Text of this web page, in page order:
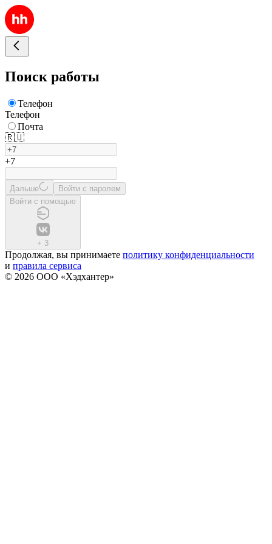
Поиск работы
Телефон
Телефон
Почта
🇷🇺
+7
Дальше
Войти с паролем
Войти с помощью
+ 3
Продолжая, вы принимаете политику конфиденциальности
и правила сервиса
© 2026 ООО «Хэдхантер»